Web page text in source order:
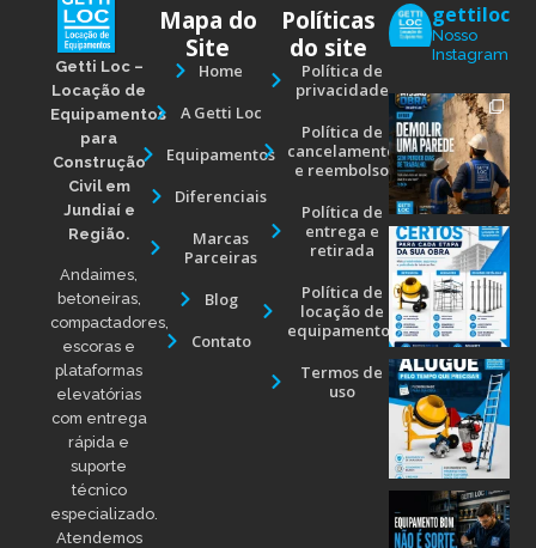
Getti Loc –
Locação de
Equipamentos
para
Construção
Civil em
Jundiaí e
Região.
Andaimes,
betoneiras,
compactadores,
escoras e
plataformas
elevatórias
com entrega
rápida e
suporte
técnico
especializado.
Atendemos
Mapa do
Site
Home
A Getti Loc
Equipamentos
Diferenciais
Marcas
Parceiras
Blog
Contato
Políticas
do site
Política de
privacidade
Política de
cancelamento
e reembolso
Política de
entrega e
retirada
Política de
locação de
equipamentos
Termos de
uso
gettiloc
Nosso
Instagram